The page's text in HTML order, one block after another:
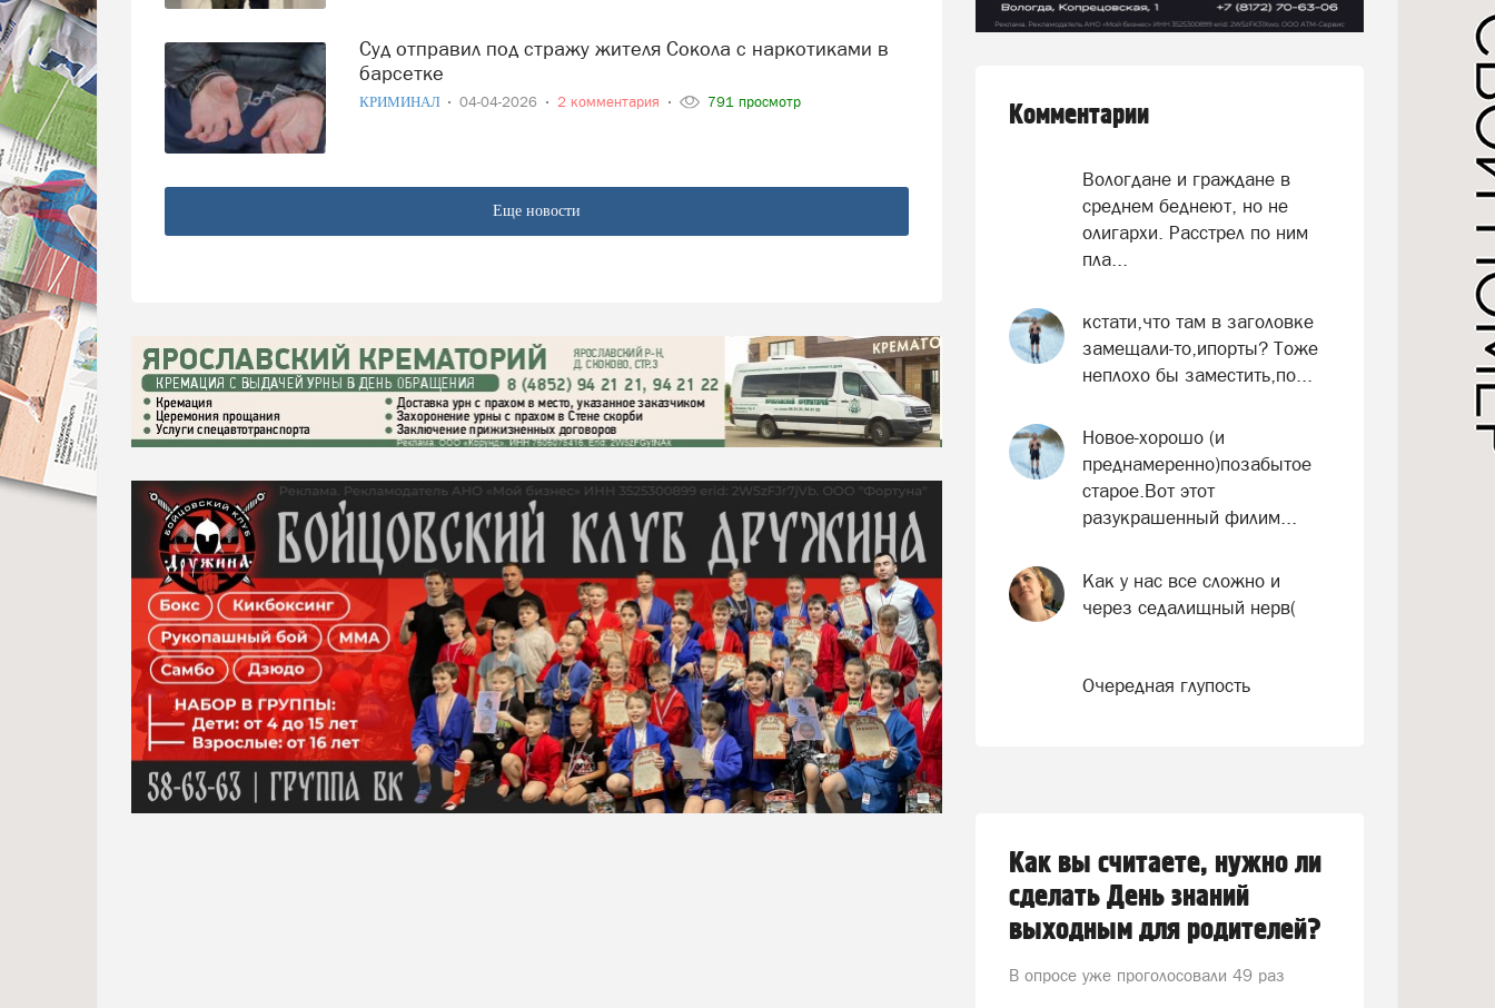
Суд отправил под стражу жителя Сокола с наркотиками в
барсетке
КРИМИНАЛ 04-04-2026 2 комментария 791 просмотр
Еще новости
Комментарии
Вологдане и граждане в
среднем беднеют, но не
олигархи. Расстрел по ним
пла...
кстати,что там в заголовке
замещали-то,ипорты? Тоже
неплохо бы заместить,по...
Новое-хорошо (и
преднамеренно)позабытое
старое.Вот этот
разукрашенный филим...
Как у нас все сложно и
через седалищный нерв(
Очередная глупость
Как вы считаете, нужно ли
сделать День знаний
выходным для родителей?
В опросе уже проголосовали 49 раз